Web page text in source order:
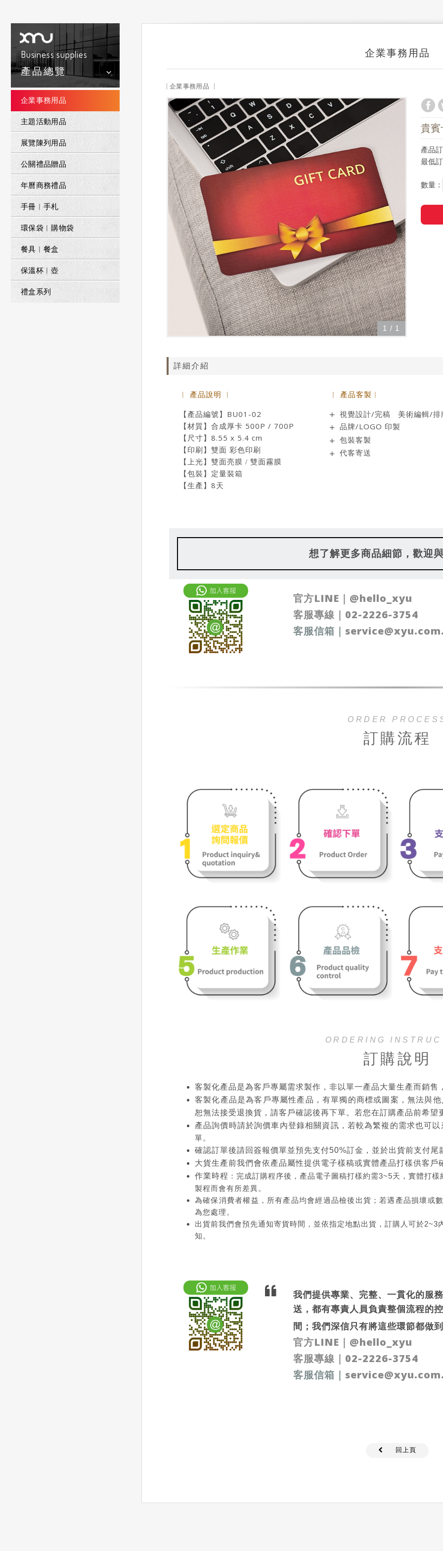
Business supplies
產品總覽
企業事務用品
主題活動用品
展覽陳列用品
公關禮品贈品
年曆商務禮品
手冊︱手札
環保袋︱購物袋
餐具︱餐盒
保溫杯︱壺
禮盒系列
企業事務用品
企業事務用品
貴
產品
最低
數量 :
1 / 1
詳細介紹
︱ 產品說明 ︱
【產品編號】BU01-02
【材質】合成厚卡 500P / 700P
【尺寸】8.55 x 5.4 cm
【印刷】雙面 彩色印刷
【上光】
雙面亮膜 / 雙面霧膜
【包裝】定量裝箱
【生產】8天
︱ 產品客製︱
視覺設計/完稿 美術編輯/排
品牌/LOGO 印製
包裝客製
代客寄送
想了解更多商品細節，歡迎
官方LINE｜ @hello_xyu
客服專線｜ 02-2226-3754
客服信箱 ｜
ORDER
訂購流程
ORDERING
訂購說明
客製化產品是為客戶專屬需求製作，非以單一產品大量生產而銷
客製化產品是為客戶專屬性產品，有單獨的商標或圖案，無法與
恕無法接受退換貨，請客戶確認後再下單。若您在訂購產品前希
產品詢價時請於詢價車內登錄相關資訊，若較為繁複的需求也可
單。
確認訂單後請回簽報價單並預先支付50%訂金，並於出貨前支付
大貨生產前我們會依產品屬性提供電子樣稿或實體產品打樣供客
作業時程 ：完成訂購程序後，產品電子圖稿打樣約需3~5天，實體打
製程而會有所差異。
為確保消費者權益，所有產品均會經過品檢後出貨；若遇產品損壞或
為您處理。
出貨前我們會預先通知寄貨時間，並依指定地點出貨，訂購人可於
知。
我們提供專業、完整、一貫化的服
送，都有專責人員負責整個流程的
間；我們深信只有將這些環節都做
官方LINE｜ @hello_xyu
客服專線｜ 02-2226-3754
客服信箱 ｜
回上頁